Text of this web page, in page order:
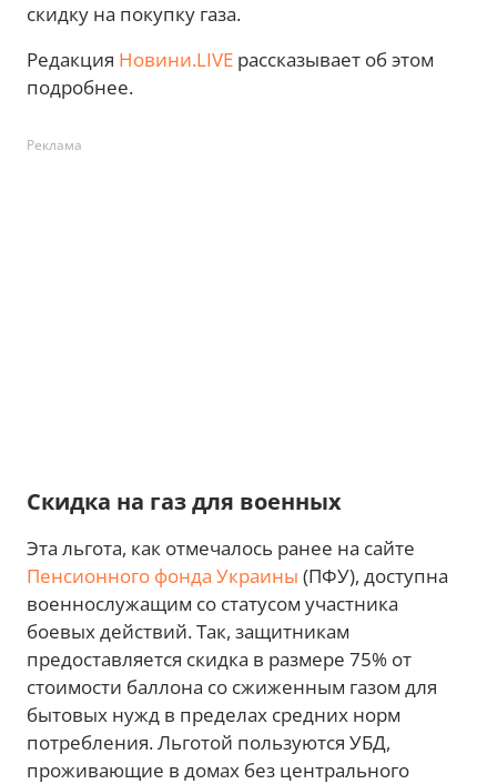
скидку на покупку газа.
Редакция Новини.LIVE рассказывает об этом
подробнее.
Реклама
Скидка на газ для военных
Эта льгота, как отмечалось ранее на сайте
Пенсионного фонда Украины (ПФУ), доступна
военнослужащим со статусом участника
боевых действий. Так, защитникам
предоставляется скидка в размере 75% от
стоимости баллона со сжиженным газом для
бытовых нужд в пределах средних норм
потребления. Льготой пользуются УБД,
проживающие в домах без центрального